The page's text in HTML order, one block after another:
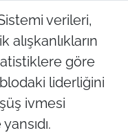
verileri,
göre
liderliğini
ivmesi